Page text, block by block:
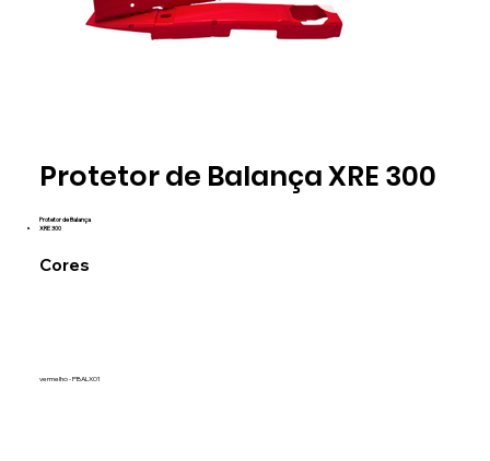
PBALX01 PBALX01
Protetor de Balança XRE 300
Protetor de Balança
XRE 300
Cores
vermelho - PBALX01